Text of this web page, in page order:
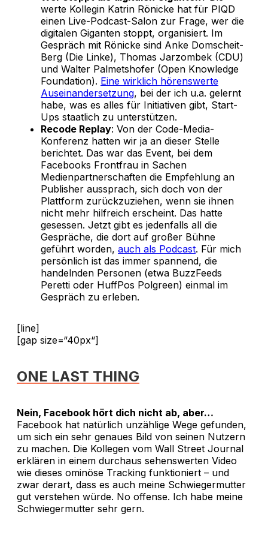
werte Kollegin Katrin Rönicke hat für PIQD
einen Live-Podcast-Salon zur Frage, wer die
digitalen Giganten stoppt, organisiert. Im
Gespräch mit Rönicke sind Anke Domscheit-
Berg (Die Linke), Thomas Jarzombek (CDU)
und Walter Palmetshofer (Open Knowledge
Foundation). Eine wirklich hörenswerte
Auseinandersetzung, bei der ich u.a. gelernt
habe, was es alles für Initiativen gibt, Start-
Ups staatlich zu unterstützen.
Recode Replay: Von der Code-Media-
Konferenz hatten wir ja an dieser Stelle
berichtet. Das war das Event, bei dem
Facebooks Frontfrau in Sachen
Medienpartnerschaften die Empfehlung an
Publisher aussprach, sich doch von der
Plattform zurückzuziehen, wenn sie ihnen
nicht mehr hilfreich erscheint. Das hatte
gesessen. Jetzt gibt es jedenfalls all die
Gespräche, die dort auf großer Bühne
geführt worden, auch als Podcast. Für mich
persönlich ist das immer spannend, die
handelnden Personen (etwa BuzzFeeds
Peretti oder HuffPos Polgreen) einmal im
Gespräch zu erleben.
[line]
[gap size=“40px“]
ONE LAST THING
Nein, Facebook hört dich nicht ab, aber…
Facebook hat natürlich unzählige Wege gefunden,
um sich ein sehr genaues Bild von seinen Nutzern
zu machen. Die Kollegen vom Wall Street Journal
erklären in einem durchaus sehenswerten Video
wie dieses ominöse Tracking funktioniert – und
zwar derart, dass es auch meine Schwiegermutter
gut verstehen würde. No offense. Ich habe meine
Schwiegermutter sehr gern.